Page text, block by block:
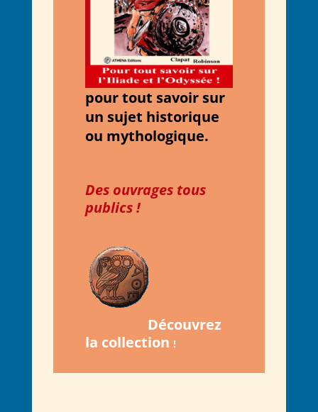
pour tout savoir sur
un sujet historique
ou mythologique.
Des ouvrages tous
publics !
Découvrez
la collection !